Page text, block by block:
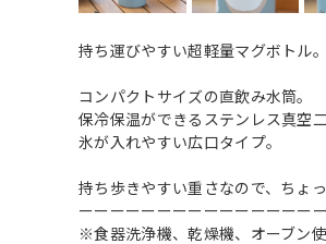
持ち運びやすい超軽量マグボトル。
コンパクトサイズの直飲み水筒。
保冷保温ができるステンレス真空二
氷が入れやすい広口タイプ。
持ち歩きやすい重さなので、ちょ
ーーーーーーーーーーーーーーーー
※食器洗浄機、乾燥機、オーブン